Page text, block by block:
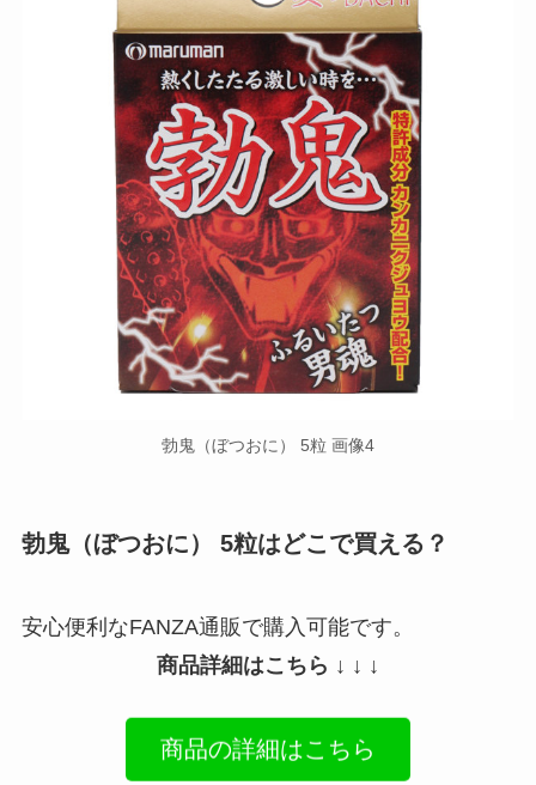
勃鬼（ぼつおに） 5粒 画像4
勃鬼（ぼつおに） 5粒はどこで買える？
安心便利なFANZA通販で購入可能です。
商品詳細はこちら ↓ ↓ ↓
商品の詳細はこちら